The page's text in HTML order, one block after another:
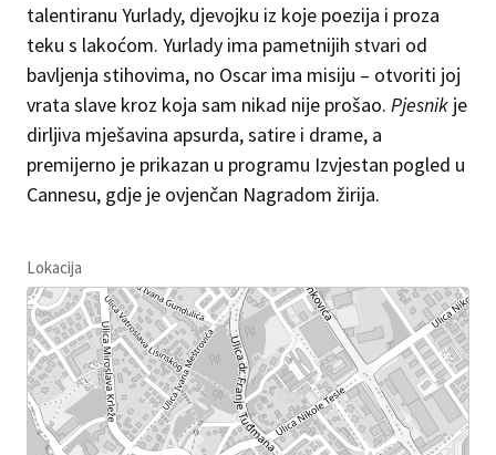
talentiranu Yurlady, djevojku iz koje poezija i proza
teku s lakoćom. Yurlady ima pametnijih stvari od
bavljenja stihovima, no Oscar ima misiju – otvoriti joj
vrata slave kroz koja sam nikad nije prošao. Pjesnik je
dirljiva mješavina apsurda, satire i drame, a
premijerno je prikazan u programu Izvjestan pogled u
Cannesu, gdje je ovjenčan Nagradom žirija.
Lokacija